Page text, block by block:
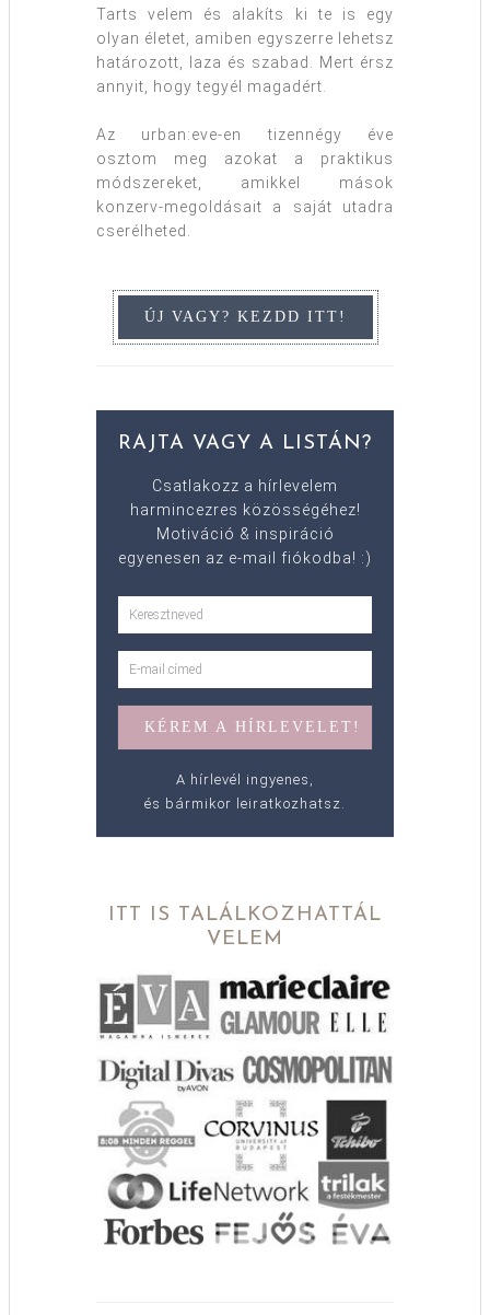
Tarts velem és alakíts ki te is egy
olyan életet, amiben egyszerre lehetsz
határozott, laza és szabad. Mert érsz
annyit, hogy tegyél magadért.
Az urban:eve-en tizennégy éve
osztom meg azokat a praktikus
módszereket, amikkel mások
konzerv-megoldásait a saját utadra
cserélheted.
RAJTA VAGY A LISTÁN?
Csatlakozz a hírlevelem
harmincezres közösségéhez!
Motiváció & inspiráció
egyenesen az e-mail fiókodba! :)
A hírlevél ingyenes,
és bármikor leiratkozhatsz.
ITT IS TALÁLKOZHATTÁL
VELEM